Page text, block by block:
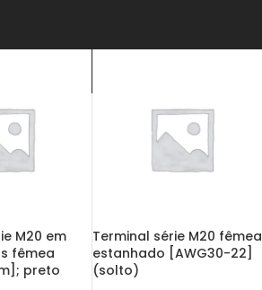
M20 em
fêmea
preto
Terminal série M20 fêmea
estanhado [AWG30-22]
(solto)